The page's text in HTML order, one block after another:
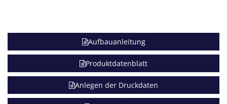
Aufbauanleitung
Produktdatenblatt
Anlegen der Druckdaten